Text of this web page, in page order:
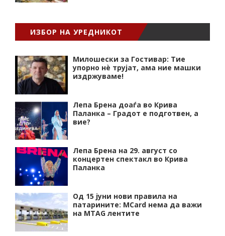
ИЗБОР НА УРЕДНИКОТ
Милошески за Гостивар: Тие
упорно нѐ трујат, ама ние машки
издржуваме!
Лепа Брена доаѓа во Крива
Паланка – Градот е подготвен, а
вие?
Лепа Брена на 29. август со
концертен спектакл во Крива
Паланка
Од 15 јуни нови правила на
патарините: MCard нема да важи
на MTAG лентите